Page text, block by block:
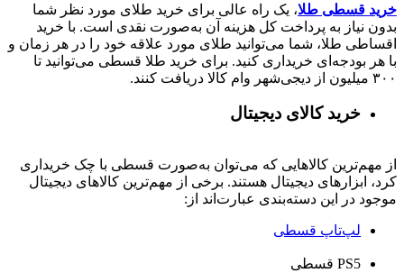
خرید قسطی طلا، یک راه عالی برای خرید طلای مورد نظر شما
بدون نیاز به پرداخت کل هزینه آن به‌صورت نقدی است. با خرید
اقساطی طلا، شما می‌توانید طلای مورد علاقه خود را در هر زمان و
با هر بودجه‌ای خریداری کنید. برای خرید طلا قسطی می‌توانید تا
۳۰۰ میلیون از دیجی‌شهر وام کالا دریافت کنند.
خرید کالای دیجیتال
از مهم‌ترین کالاهایی که می‌توان به‌صورت قسطی با چک خریداری
کرد، ابزارهای دیجیتال هستند. برخی از مهم‌ترین کالاهای دیجیتال
موجود در این دسته‌بندی عبارت‌اند از:
لپ‌تاپ قسطی
PS5 قسطی